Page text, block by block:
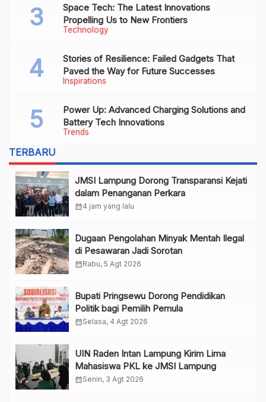
Technology
Space Tech: The Latest Innovations
Propelling Us to New Frontiers
Inspirations
Stories of Resilience: Failed Gadgets That
Paved the Way for Future Successes
Trends
Power Up: Advanced Charging Solutions and
Battery Tech Innovations
TERBARU
JMSI Lampung Dorong Transparansi Kejati
dalam Penanganan Perkara
calendar_month4 jam yang lalu
Dugaan Pengolahan Minyak Mentah Ilegal
di Pesawaran Jadi Sorotan
calendar_monthRabu, 5 Agt 2026
Bupati Pringsewu Dorong Pendidikan
Politik bagi Pemilih Pemula
calendar_monthSelasa, 4 Agt 2026
UIN Raden Intan Lampung Kirim Lima
Mahasiswa PKL ke JMSI Lampung
calendar_monthSenin, 3 Agt 2026